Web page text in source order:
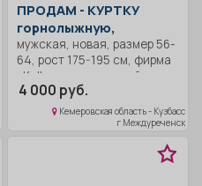
ПРОДАМ - КУРТКУ
горнолыжную,
мужская, новая, размер 56-
64, рост 175-195 см, фирма
«Kalborn», цвет серый с
красными вставками. Есть
меховая подстежка .
Подойдет как на зиму так и
4 000 руб.
Кемеровская область - Кузбасс
г Междуреченск